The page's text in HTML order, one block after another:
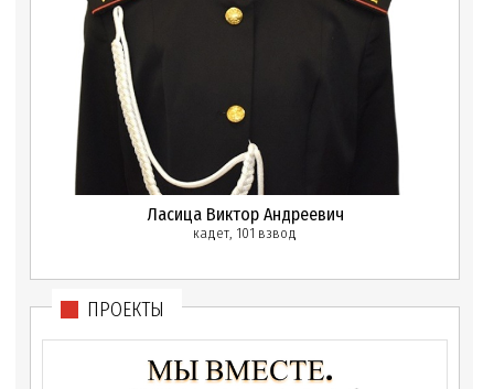
Ласица Виктор Андреевич
кадет, 101 взвод
ПРОЕКТЫ